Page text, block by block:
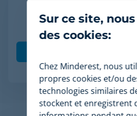
consens à recevoir des
de Minderest et je
(ouvertures et clics) seront
Sur ce site,
des cookies:
Chez Minderest, nous
propres cookies et/ou
technologies similaires
stockent et enregistrent